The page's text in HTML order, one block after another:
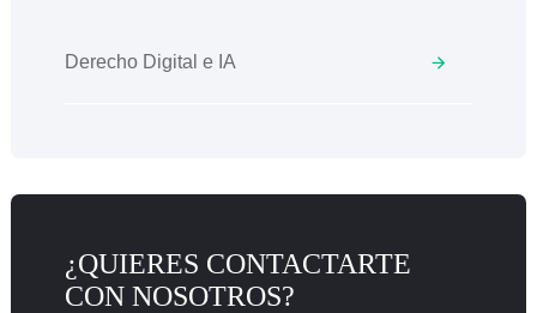
Derecho Digital e IA
¿QUIERES CONTACTARTE
CON NOSOTROS?